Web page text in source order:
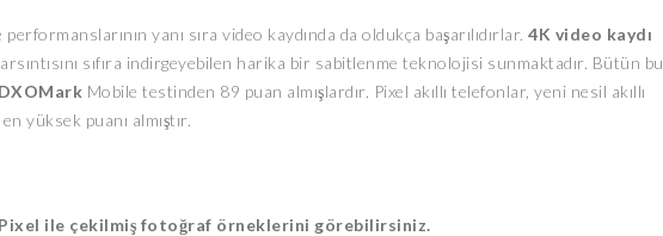
yanı sıra video kaydında da oldukça başarılıdırlar. 4K video kaydı
sıfıra indirgeyebilen harika bir sabitlenme teknolojisi sunmaktadır. Bütün bu
DXOMark Mobile testinden 89 puan almışlardır. Pixel akıllı telefonlar, yeni nesil akıllı
yüksek puanı almıştır.
ile çekilmiş fotoğraf örneklerini görebilirsiniz.